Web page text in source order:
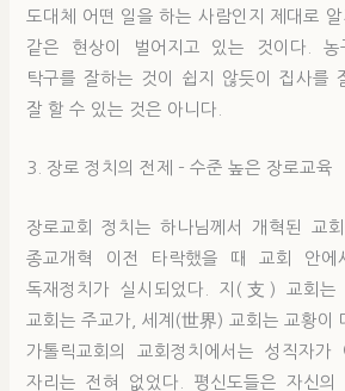
도대체 어떤 일을 하는 사람인지 제대로
같은 현상이 벌어지고 있는 것이다. 농
탁구를 잘하는 것이 쉽지 않듯이 집사를
잘 할 수 있는 것은 아니다.
3. 장로 정치의 전제 – 수준 높은 장로교육
장로교회 정치는 하나님께서 개혁된 교
종교개혁 이전 타락했을 때 교회 안
독재정치가 실시되었다. 지(支) 교회
교회는 주교가, 세계(世界) 교회는 교황이
가톨릭교회의 교회정치에서는 성직자
자리는 전혀 없었다. 평신도들은 자신